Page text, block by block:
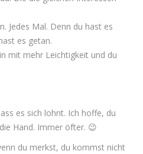
Jedes Mal. Denn du hast es
es getan.
mit mehr Leichtigkeit und du
es sich lohnt. Ich hoffe, du
Hand. Immer öfter. 😉
du merkst, du kommst nicht